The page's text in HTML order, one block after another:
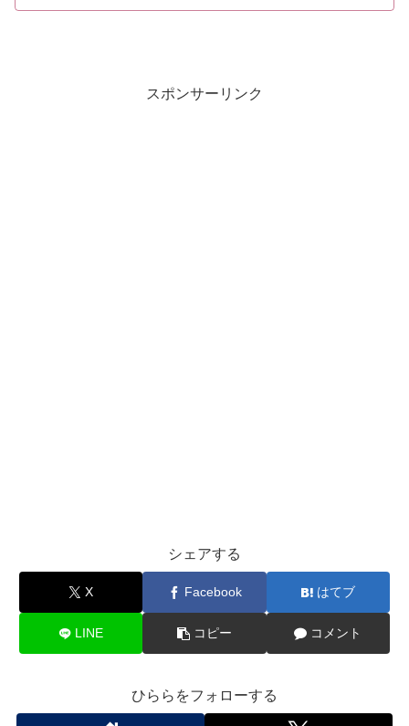
スポンサーリンク
シェアする
X Facebook はてブ
LINE コピー コメント
ひららをフォローする